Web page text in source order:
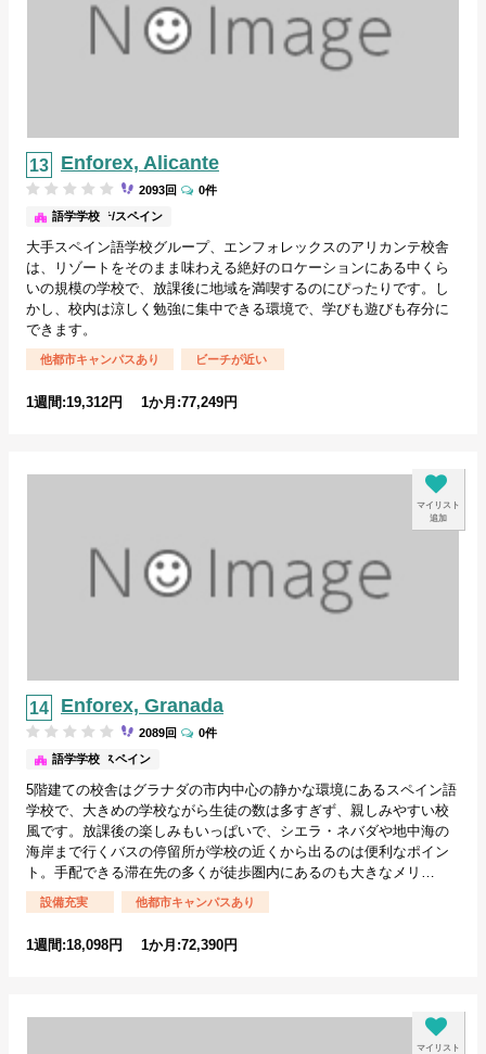
Enforex, Alicante
アリカンテ/スペイン
語学学校
2093回 0件
大手スペイン語学校グループ、エンフォレックスのアリカンテ校舎
は、リゾートをそのまま味わえる絶好のロケーションにある中くら
いの規模の学校で、放課後に地域を満喫するのにぴったりです。し
かし、校内は涼しく勉強に集中できる環境で、学びも遊びも存分に
できます。
他都市キャンパスあり ビーチが近い
1週間:19,312円 1か月:77,249円
マイリスト
追加
Enforex, Granada
グラナダ/スペイン
語学学校
2089回 0件
5階建ての校舎はグラナダの市内中心の静かな環境にあるスペイン語
学校で、大きめの学校ながら生徒の数は多すぎず、親しみやすい校
風です。放課後の楽しみもいっぱいで、シエラ・ネバダや地中海の
海岸まで行くバスの停留所が学校の近くから出るのは便利なポイン
ト。手配できる滞在先の多くが徒歩圏内にあるのも大きなメリ…
設備充実 他都市キャンパスあり
1週間:18,098円 1か月:72,390円
マイリスト